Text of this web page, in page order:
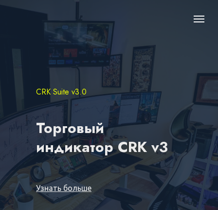
Торговый
индикатор CRK v3
Узнать больше
CRK Suite v3.0